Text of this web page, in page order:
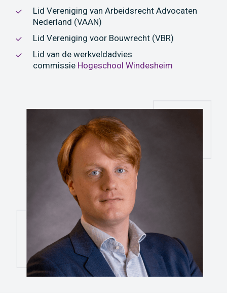
Lid Vereniging van Arbeidsrecht Advocaten
Nederland (VAAN)
Lid Vereniging voor Bouwrecht (VBR)
Lid van de werkveldadvies
commissie Hogeschool Windesheim